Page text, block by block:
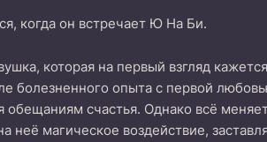
когда он встречает Ю На Би.
которая на первый взгляд
болезненного опыта с первой
обещаниям счастья. Однако всё
неё магическое воздействие,